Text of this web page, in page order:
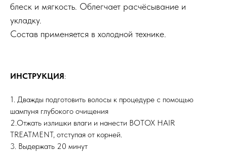
блеск и мягкость. Облегчает расчёсывание и
укладку.
Состав применяется в холодной технике.
ИНСТРУКЦИЯ:
1. Дважды подготовить волосы к процедуре с помощью
шампуня глубокого очищения
2.Отжать излишки влаги и нанести BOTOX HAIR
TREATMENT, отступая от корней.
3. Выдержать 20 минут